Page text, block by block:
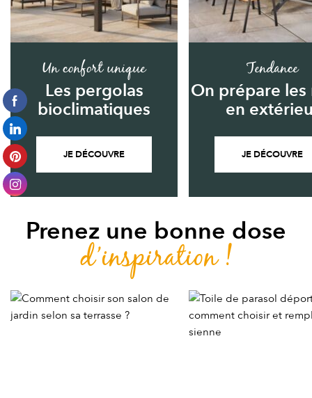
Un confort unique
Les pergolas
bioclimatiques
JE DÉCOUVRE
Tendance
On prépare les
en
JE DÉCOUVRE
Prenez une bonne dose
d’inspiration !